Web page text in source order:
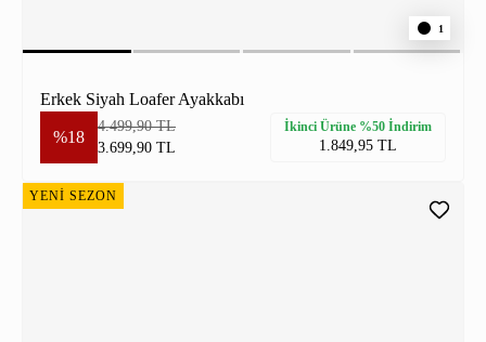
1
Erkek Siyah Loafer Ayakkabı
%18
4.499,90 TL
3.699,90 TL
İkinci Ürüne %50 İndirim
1.849,95 TL
YENİ SEZON